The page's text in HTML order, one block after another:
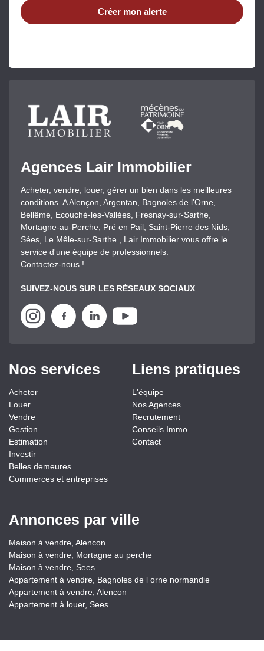
Créer mon alerte
Agences Lair Immobilier
Acheter, vendre, louer, gérer un bien dans les meilleures
conditions. A Alençon, Argentan, Bagnoles de l'Orne,
Bellême, Ecouché-les-Vallées, Fresnay-sur-Sarthe,
Mortagne-au-Perche, Pré en Pail, Saint-Pierre des Nids,
Sées, Le Mêle-sur-Sarthe , Lair Immobilier vous offre le
service d'une équipe de professionnels.
Contactez-nous !
SUIVEZ-NOUS SUR LES RÉSEAUX SOCIAUX
Nos services
Acheter
Louer
Vendre
Gestion
Estimation
Investir
Belles demeures
Commerces et entreprises
Liens pratiques
L'équipe
Nos Agences
Recrutement
Conseils Immo
Contact
Annonces par ville
Maison à vendre, Alencon
Maison à vendre, Mortagne au perche
Maison à vendre, Sees
Appartement à vendre, Bagnoles de l orne normandie
Appartement à vendre, Alencon
Appartement à louer, Sees